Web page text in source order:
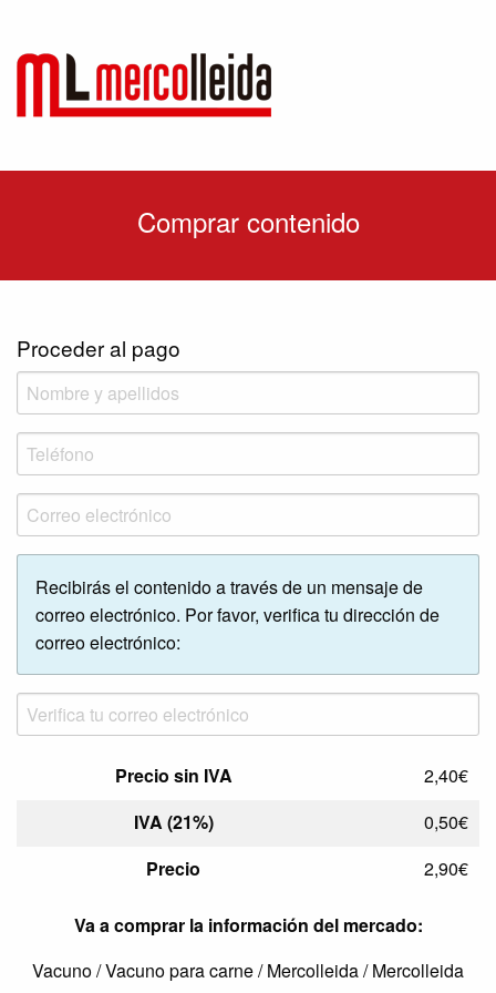
Comprar contenido
Proceder al pago
Recibirás el contenido a través de un mensaje de
correo electrónico. Por favor, verifica tu dirección de
correo electrónico:
Precio sin IVA
2,40€
IVA (21%)
0,50€
Precio
2,90€
Va a comprar la información del mercado:
Vacuno / Vacuno para carne / Mercolleida / Mercolleida